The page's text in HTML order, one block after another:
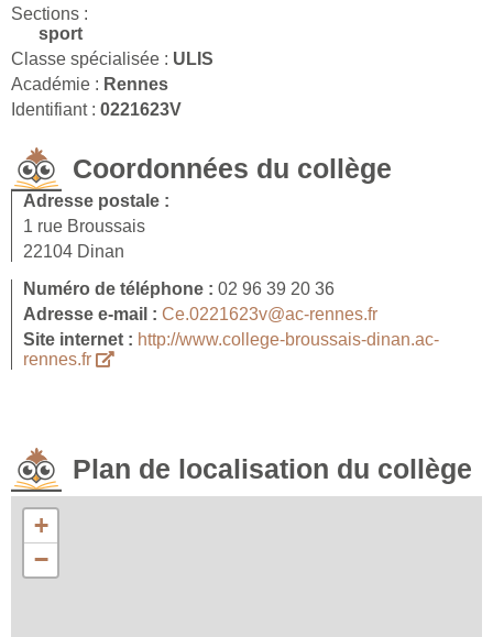
Sections :
sport
Classe spécialisée : ULIS
Académie : Rennes
Identifiant : 0221623V
Coordonnées du collège
Adresse postale :
1 rue Broussais
22104 Dinan
Numéro de téléphone : 02 96 39 20 36
Adresse e-mail : Ce.0221623v@ac-rennes.fr
Site internet : http://www.college-broussais-dinan.ac-
rennes.fr
Plan de localisation du collège
+
−